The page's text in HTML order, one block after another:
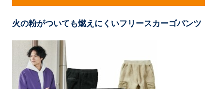
火の粉がついても燃えにくいフリースカーゴパンツ